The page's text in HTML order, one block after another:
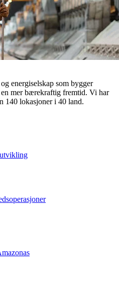
energiselskap som bygger
mer bærekraftig fremtid. Vi har
140 lokasjoner i 40 land.